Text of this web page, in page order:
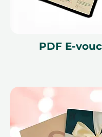
není vratný. Dárkový
být uveden v
ithara.ae. Je nutné
rezervaci předem a je
partnerům
rezervace může
neplatným. Podmínky
změnit.
PDF E-